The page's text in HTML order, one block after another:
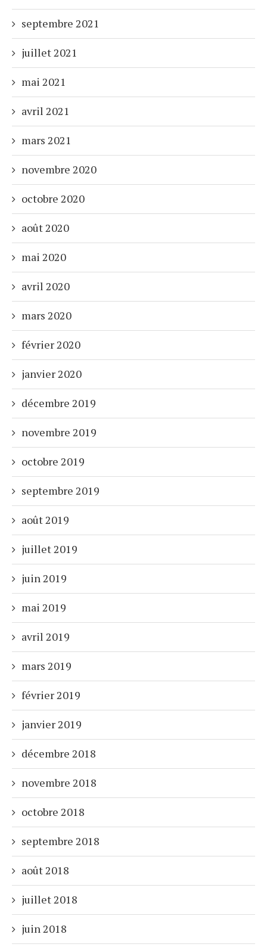
septembre 2021
juillet 2021
mai 2021
avril 2021
mars 2021
novembre 2020
octobre 2020
août 2020
mai 2020
avril 2020
mars 2020
février 2020
janvier 2020
décembre 2019
novembre 2019
octobre 2019
septembre 2019
août 2019
juillet 2019
juin 2019
mai 2019
avril 2019
mars 2019
février 2019
janvier 2019
décembre 2018
novembre 2018
octobre 2018
septembre 2018
août 2018
juillet 2018
juin 2018